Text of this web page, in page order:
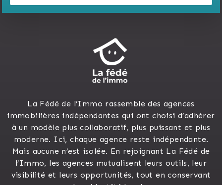
La Fédé de l’Immo rassemble des agences
immobilières indépendantes qui ont choisi d’adhérer
à un modèle plus collaboratif, plus puissant et plus
moderne. Ici, chaque agence reste indépendante.
Mais aucune n’est isolée. En rejoignant La Fédé de
l’Immo, les agences mutualisent leurs outils, leur
visibilité et leurs opportunités, tout en conservant